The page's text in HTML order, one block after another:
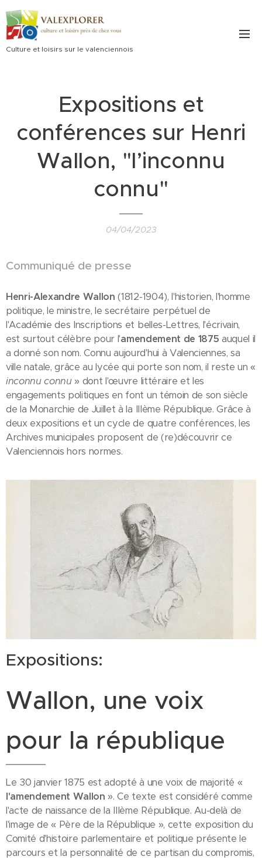
Culture et loisirs sur le valenciennois
Expositions et
conférences sur Henri
Wallon, "l’inconnu
connu"
04/04/2023
Communiqué de presse
Henri-Alexandre Wallon (1812-1904), l'historien, l'homme
politique, le ministre, le secrétaire perpétuel de
l'Académie des Inscriptions et belles-Lettres, l'écrivain,
est surtout célèbre pour l'amendement de 1875 auquel il
a donné son nom. Connu aujourd'hui à Valenciennes, sa
ville natale, grâce au lycée qui porte son nom, il reste un «
inconnu connu» dont l'œuvre littéraire et les
engagements politiques en font un témoin de son siècle
de la Monarchie de Juillet à la IIIème République. Grâce à
deux expositions et un cycle de quatre conférences, les
Archives municipales proposent de (re)découvrir ce
Valenciennois hors normes.
Expositions:
Wallon, une voix
pour la république
Le 30 janvier 1875 est adopté à une voix de majorité «
l'amendement Wallon ». Ce texte est considéré comme
l'acte de naissance de la IIIème République. Au-delà de
l'image de « Père de la République », cette exposition du
Comité d'histoire parlementaire et politique présente le
parcours et la personnalité de ce partisan du compromis,